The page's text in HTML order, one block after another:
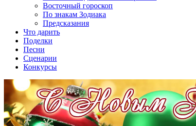
Восточный гороскоп
По знакам Зодиака
Предсказания
Что дарить
Поделки
Песни
Сценарии
Конкурсы